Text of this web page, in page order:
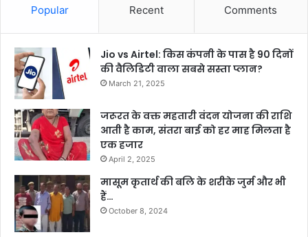
Popular Recent Comments
Jio vs Airtel: किस कंपनी के पास है 90 दिनों
की वैलिडिटी वाला सबसे सस्ता प्लान?
March 21, 2025
जरूरत के वक्त महतारी वंदन योजना की राशि
आती है काम, संतरा बाई को हर माह मिलता है
एक हजार
April 2, 2025
मासूम कृतार्थ की बलि के शरीके जुर्म और भी
हैं…
October 8, 2024